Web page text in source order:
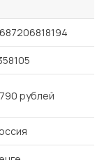
рублей